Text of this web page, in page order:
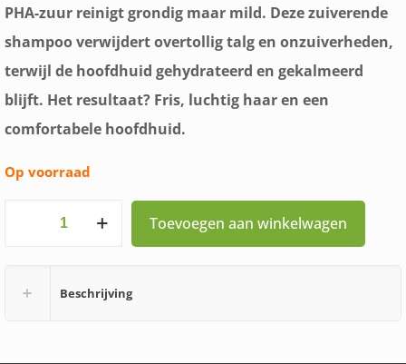
PHA-zuur reinigt grondig maar mild. Deze zuiverende
shampoo verwijdert overtollig talg en onzuiverheden,
terwijl de hoofdhuid gehydrateerd en gekalmeerd
blijft. Het resultaat? Fris, luchtig haar en een
comfortabele hoofdhuid.
Op voorraad
Hemptouch
aantal
Toevoegen aan winkelwagen
Beschrijving